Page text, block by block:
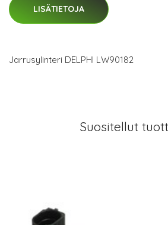
LISÄTIETOJA
Jarrusylinteri DELPHI LW90182
Suositellut